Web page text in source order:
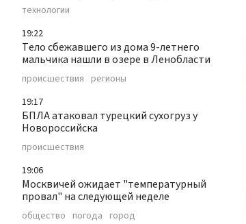
технологии
19:22
Тело сбежавшего из дома 9-летнего
мальчика нашли в озере в Ленобласти
происшествия регионы
19:17
БПЛА атаковал турецкий сухогруз у
Новороссийска
происшествия
19:06
Москвичей ожидает "температурный
провал" на следующей неделе
общество погода город